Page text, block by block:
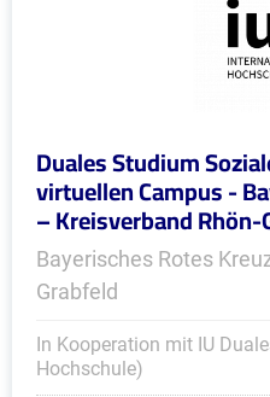
Duales Studium
virtuellen Campus -
– Kreisverband
Bayerisches Rotes
Grabfeld
In Kooperation mit IU
Hochschule)